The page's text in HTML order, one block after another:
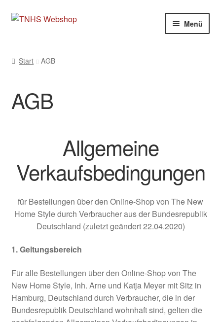
Zur
Zum
Menü
Start AGB
AGB
Allgemeine
Verkaufsbedingungen
für Bestellungen über den Online-Shop von The New
Home Style durch Verbraucher aus der Bundesrepublik
Deutschland (zuletzt geändert 22.04.2020)
1. Geltungsbereich
Für alle Bestellungen über den Online-Shop von The
New Home Style, Inh. Arne und Katja Meyer mit Sitz in
Hamburg, Deutschland durch Verbraucher, die in der
Bundesrepublik Deutschland wohnhaft sind, gelten die